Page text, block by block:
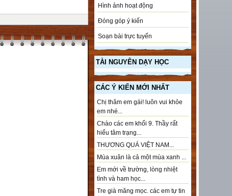
Hình ảnh hoạt động
Đóng góp ý kiến
Soạn bài trực tuyến
TÀI NGUYÊN DẠY HỌC
CÁC Ý KIẾN MỚI NHẤT
Chị thăm em gái! luôn vui khỏe
em nhé...
Chào các em khối 9. Thầy rất
hiểu tâm trạng...
THƯƠNG QUÁ VIỆT NAM...
Mùa xuân là cả một mùa xanh ...
Em mới về trường, lòng nhiệt
tình và ham học...
Tre già măng mọc. các em tự tin